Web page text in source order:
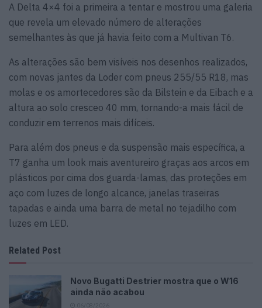
A Delta 4×4 foi a primeira a tentar e mostrou uma galeria
que revela um elevado número de alterações
semelhantes às que já havia feito com a Multivan T6.
As alterações são bem visíveis nos desenhos realizados,
com novas jantes da Loder com pneus 255/55 R18, mas
molas e os amortecedores são da Bilstein e da Eibach e a
altura ao solo cresceo 40 mm, tornando-a mais fácil de
conduzir em terrenos mais difíceis.
Para além dos pneus e da suspensão mais específica, a
T7 ganha um look mais aventureiro graças aos arcos em
plásticos por cima dos guarda-lamas, das proteções em
aço com luzes de longo alcance, janelas traseiras
tapadas e ainda uma barra de metal no tejadilho com
luzes em LED.
Related Post
Novo Bugatti Destrier mostra que o W16
ainda não acabou